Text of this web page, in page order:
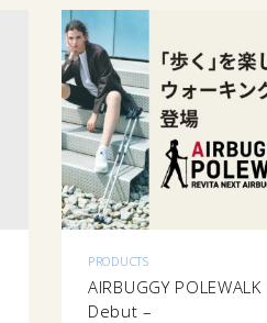
PRODUCTS
AIRBUGGY
Debut –